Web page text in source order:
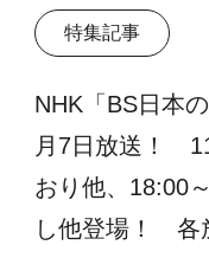
特集記事
NHK「BS日本
月7日放送！
おり他、18:00
し他登場！ 各